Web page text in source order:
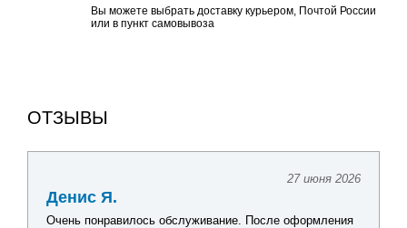
Вы можете выбрать доставку курьером, Почтой России
или в пункт самовывоза
ОТЗЫВЫ
27 июня 2026
Денис Я.
Очень понравилось обслуживание. После оформления